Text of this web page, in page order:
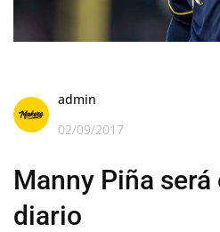
admin
02/09/2017
Manny Piña será
diario